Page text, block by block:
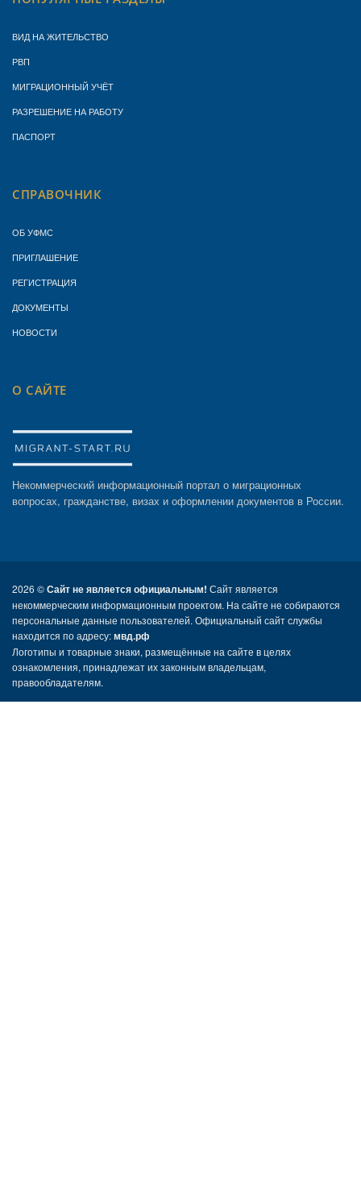
ВИД НА ЖИТЕЛЬСТВО
РВП
МИГРАЦИОННЫЙ УЧЁТ
РАЗРЕШЕНИЕ НА РАБОТУ
ПАСПОРТ
СПРАВОЧНИК
ОБ УФМС
ПРИГЛАШЕНИЕ
РЕГИСТРАЦИЯ
ДОКУМЕНТЫ
НОВОСТИ
О САЙТЕ
Некоммерческий информационный портал о миграционных
вопросах, гражданстве, визах и оформлении документов в России.
2026 ©Сайт не является официальным! Сайт является
некоммерческим информационным проектом. На сайте не собираются
персональные данные пользователей. Официальный сайт службы
находится по адресу:мвд.рф
Логотипы и товарные знаки, размещённые на сайте в целях
ознакомления, принадлежат их законным владельцам,
правообладателям.